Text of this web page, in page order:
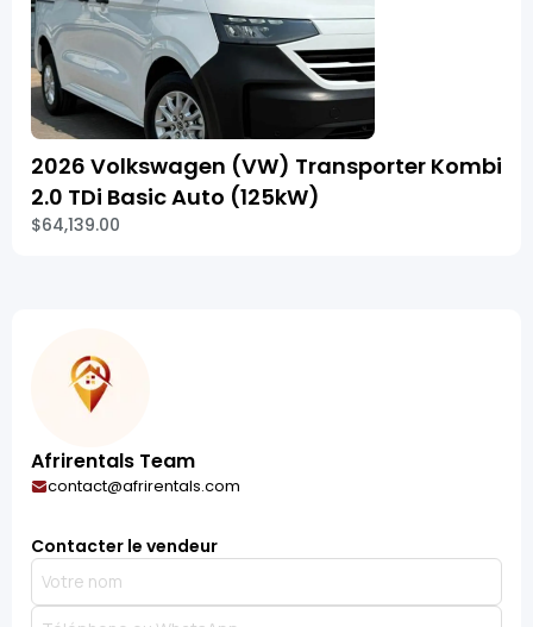
2026 Volkswagen (VW) Transporter Kombi
2.0 TDi Basic Auto (125kW)
$64,139.00
Afrirentals Team
contact@afrirentals.com
Contacter le vendeur